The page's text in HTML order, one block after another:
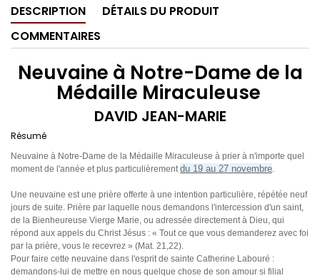
DESCRIPTION
DÉTAILS DU PRODUIT
COMMENTAIRES
Neuvaine à Notre-Dame de la
Médaille Miraculeuse
DAVID JEAN-MARIE
Résumé
Neuvaine à Notre-Dame de la Médaille Miraculeuse à prier à n'importe quel
moment de l'année et plus particulièrementdu 19 au 27 novembre.
Une neuvaine est une prière offerte à une intention particulière, répétée neuf
jours de suite. Prière par laquelle nous demandons l'intercession d'un saint,
de la Bienheureuse Vierge Marie, ou adressée directement à Dieu, qui
répond aux appels du Christ Jésus : « Tout ce que vous demanderez avec foi
par la prière, vous le recevrez » (Mat. 21,22).
Pour faire cette neuvaine dans l'esprit de sainte Catherine Labouré :
demandons-lui de mettre en nous quelque chose de son amour si filial